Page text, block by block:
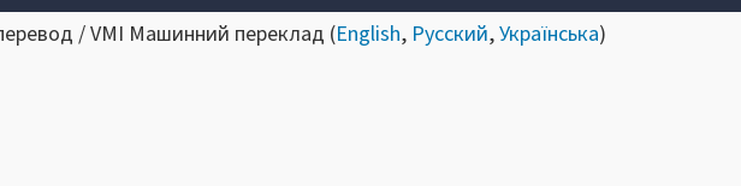
/ VMI Машинний переклад (English, Русский,Українська)